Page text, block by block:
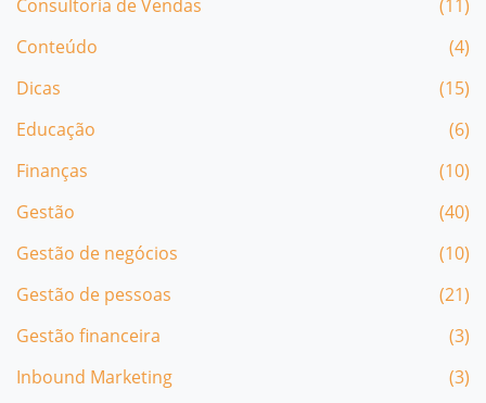
Consultoria de Vendas
(11)
Conteúdo
(4)
Dicas
(15)
Educação
(6)
Finanças
(10)
Gestão
(40)
Gestão de negócios
(10)
Gestão de pessoas
(21)
Gestão financeira
(3)
Inbound Marketing
(3)